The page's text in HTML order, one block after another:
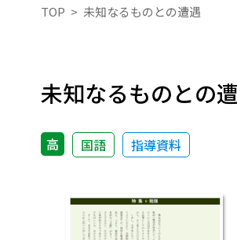
TOP 未知なるものとの遭遇
未知なるものとの
高 国語 指導資料